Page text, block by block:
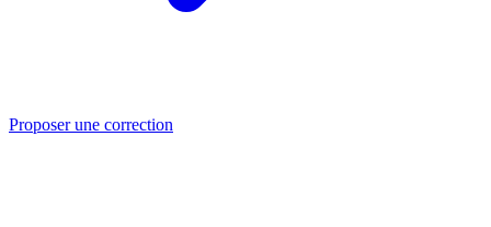
Proposer une correction